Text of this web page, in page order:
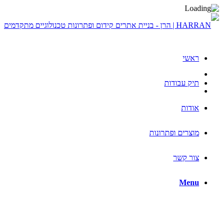
ראשי
תיק עבודות
אודות
מוצרים ופתרונות
צור קשר
Menu